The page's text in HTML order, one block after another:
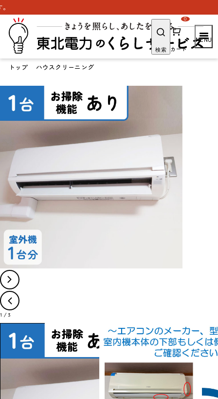
検索 カート
0
トップ ハウスクリーニング
1 / 3